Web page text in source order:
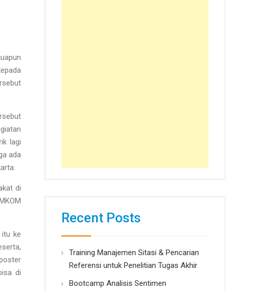
lagi
ada
di
ke
di
Recent Posts
Training Manajemen Sitasi & Pencarian
Referensi untuk Penelitian Tugas Akhir
Bootcamp Analisis Sentimen